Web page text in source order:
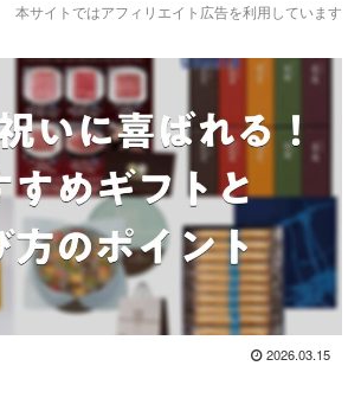
本サイトではアフィリエイト広告を利用しています
2026.03.15